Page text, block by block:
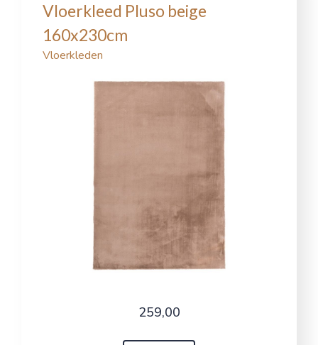
Vloerkleed Pluso beige
160x230cm
Vloerkleden
259,00